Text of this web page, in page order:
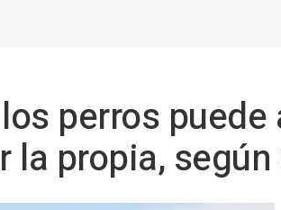
perros puede
la propia,